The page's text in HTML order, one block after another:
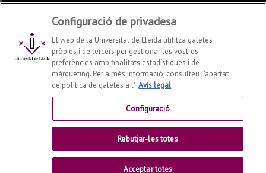
Avís legal
Contactar
Universitat de Lleida
Configuració de privadesa
El web de la Universitat de Lleida utilitza galetes
pròpies i de tercers per gestionar les vostres
preferències amb finalitats estadístiques i de
màrqueting. Per a més informació, consulteu l’apartat
de política de galetes a l' Avís legal
Configuració
Rebutjar-les totes
Acceptar totes